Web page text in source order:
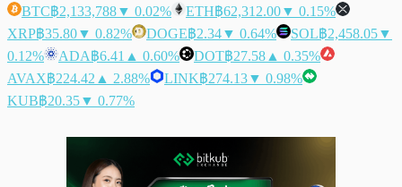
BTC฿2,133,788▼ 0.02% ETH฿62,312.00▼ 0.15%
XRP฿35.80▼ 0.82% DOGE฿2.34▼ 0.64% SOL฿2,458.05▼
0.12%
ADA฿6.41 ▲ 0.60% DOT฿27.58 ▲ 0.35%
AVAX฿224.42 ▲ 2.88% LINK฿274.13▼ 0.98%
KUB฿20.35▼ 0.77%